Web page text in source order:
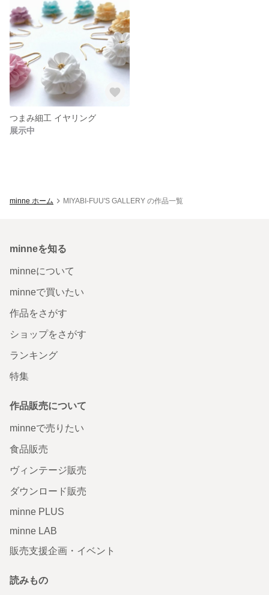
つまみ細工 イヤリング
展示中
minne ホーム MIYABI-FUU'S GALLERY の作品一覧
minneを知る
minneについて
minneで買いたい
作品をさがす
ショップをさがす
ランキング
特集
作品販売について
minneで売りたい
食品販売
ヴィンテージ販売
ダウンロード販売
minne PLUS
minne LAB
販売支援企画・イベント
読みもの